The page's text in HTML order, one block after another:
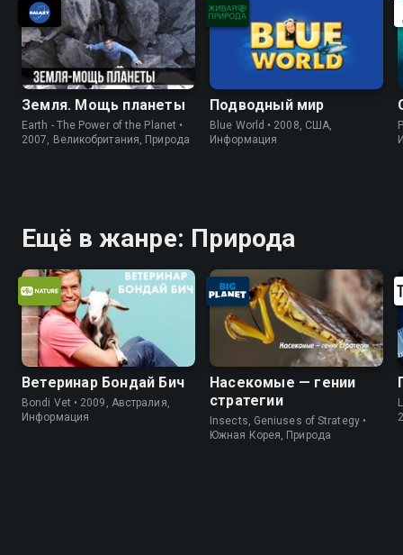
Земля. Мощь планеты
Earth - The Power of the Planet •
2007, Великобритания, Природа
Подводный мир
Blue World • 2008, США,
Информация
Ещё в жанре: Природа
Ветеринар Бондай Бич
Bondi Vet • 2009, Австралия,
Информация
Насекомые — гении
стратегии
Insects, Geniuses of Strategy •
Южная Корея, Природа